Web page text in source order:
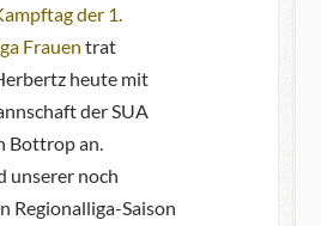
der 1.
Frauen trat
heute mit
der SUA
Bottrop an.
unserer noch
Regionalliga-Saison